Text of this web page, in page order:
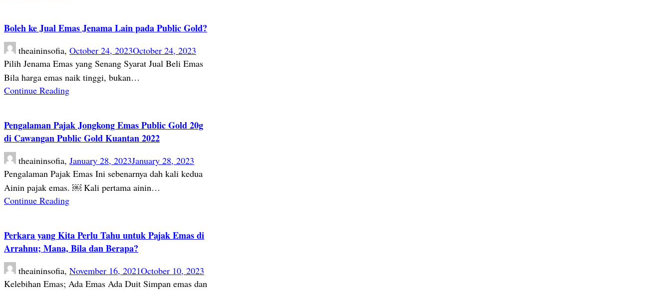
Boleh ke Jual Emas Jenama Lain pada Public Gold?
theaininsofia, October 24, 2023October 24, 2023
Pilih Jenama Emas yang Senang Syarat Jual Beli Emas
Bila harga emas naik tinggi, bukan…
Continue Reading
Pengalaman Pajak Jongkong Emas Public Gold 20g
di Cawangan Public Gold Kuantan 2022
theaininsofia, January 28, 2023January 28, 2023
Pengalaman Pajak Emas Ini sebenarnya dah kali kedua
Ainin pajak emas. ￼ Kali pertama ainin…
Continue Reading
Perkara yang Kita Perlu Tahu untuk Pajak Emas di
Arrahnu; Mana, Bila dan Berapa?
theaininsofia, November 16, 2021October 10, 2023
Kelebihan Emas; Ada Emas Ada Duit Simpan emas dan